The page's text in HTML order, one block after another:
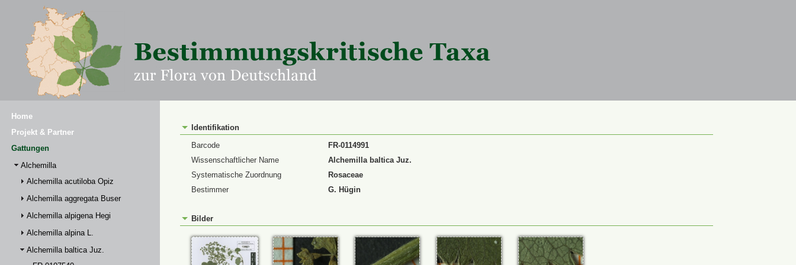
Home
Projekt & Partner
Gattungen
Alchemilla
Alchemilla acutiloba Opiz
Alchemilla aggregata Buser
Alchemilla alpigena Hegi
Alchemilla alpina L.
Alchemilla baltica Juz.
Identifikation
Barcode
FR-0114991
Wissenschaftlicher Name
Alchemilla baltica Juz.
Systematische Zuordnung
Rosaceae
Bestimmer
G. Hügin
Bilder